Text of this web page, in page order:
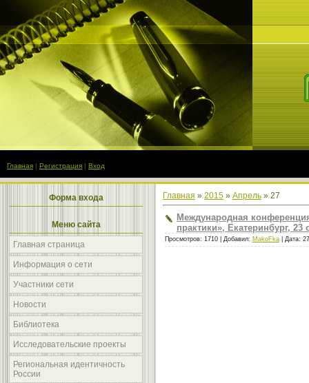
Главная | Регистрация | Вход
Форма входа
Меню сайта
Главная страница
Информация о сети
Участники сети
Новости
Библиотека
Исследовательские проекты
Региональная идентичность
России
Главная » 2015 » Апрель » 27
Международная
практики», Екатеринбург, 23
Просмотров: 1710 | Добавил: MakoFka | Дата: